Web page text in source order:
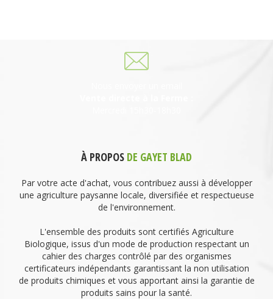
À PROPOS DE GAYET BLAD
Par votre acte d'achat, vous contribuez aussi à développer
une agriculture paysanne locale, diversifiée et respectueuse
de l'environnement.
L'ensemble des produits sont certifiés Agriculture
Biologique, issus d'un mode de production respectant un
cahier des charges contrôlé par des organismes
certificateurs indépendants garantissant la non utilisation
de produits chimiques et vous apportant ainsi la garantie de
produits sains pour la santé.